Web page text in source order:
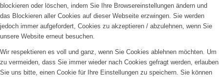
blockieren oder löschen, indem Sie Ihre Browsereinstellungen ändern und
das Blockieren aller Cookies auf dieser Webseite erzwingen. Sie werden
jedoch immer aufgefordert, Cookies zu akzeptieren / abzulehnen, wenn Sie
unsere Website erneut besuchen.
Wir respektieren es voll und ganz, wenn Sie Cookies ablehnen möchten. Um
zu vermeiden, dass Sie immer wieder nach Cookies gefragt werden, erlauben
Sie uns bitte, einen Cookie für Ihre Einstellungen zu speichern. Sie können